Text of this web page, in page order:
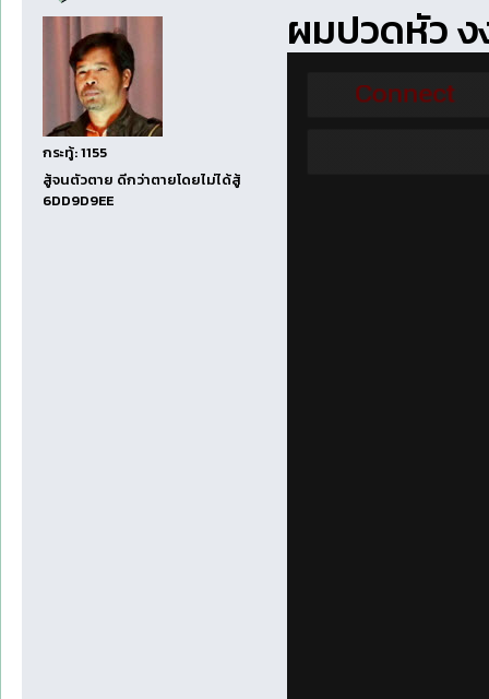
กระทู้: 1155
สู้จนตัวตาย ดีกว่าตายโดยไม่ได้สู้
6DD9D9EE
ผมปวดหัว ง